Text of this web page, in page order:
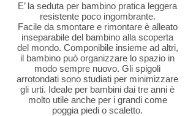
E’ la seduta per bambino pratica leggera
resistente poco ingombrante.
Facile da smontare e rimontare è alleato
inseparabile del bambino alla scoperta
del mondo. Componibile insieme ad altri,
il bambino può organizzare lo spazio in
modo sempre nuovo. Gli spigoli
arrotondati sono studiati per minimizzare
gli urti. Ideale per bambini dai tre anni è
molto utile anche per i grandi come
poggia piedi o scaletto.